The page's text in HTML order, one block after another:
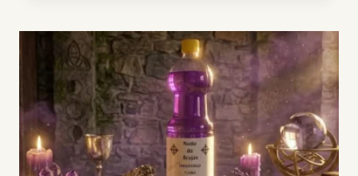
AMULETO
DE
PALO
SANTO?